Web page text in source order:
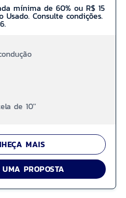
mínima de 60% ou R$ 15
Consulte condições.
de 10''
MAIS
UMA PROPOSTA